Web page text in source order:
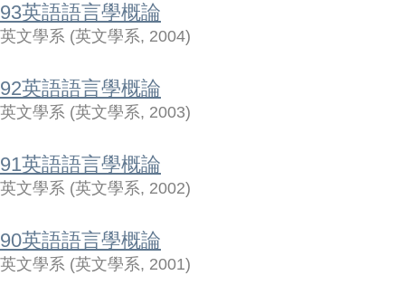
93英語語言學概論
英文學系 (英文學系, 2004)
92英語語言學概論
英文學系 (英文學系, 2003)
91英語語言學概論
英文學系 (英文學系, 2002)
90英語語言學概論
英文學系 (英文學系, 2001)